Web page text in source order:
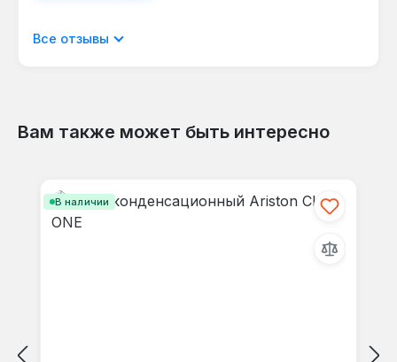
Отображать отзывы только на текущем
Все отзывы
Вам также может быть интересно
В наличии